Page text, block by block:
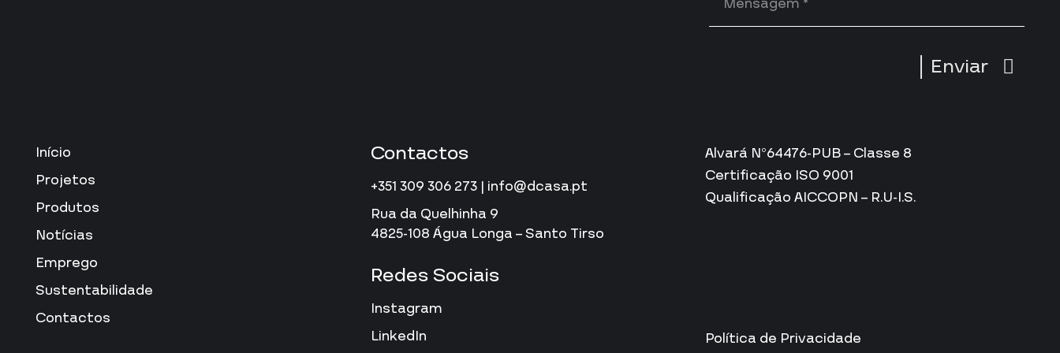
Enviar
Início
Projetos
Produtos
Notícias
Emprego
Sustentabilidade
Contactos
Contactos
+351 309 306 273 | info@dcasa.pt
Rua da Quelhinha 9
4825-108 Água Longa – Santo Tirso
Redes Sociais
Instagram
LinkedIn
Alvará Nº64476-PUB – Classe 8
Certificação ISO 9001
Qualificação AICCOPN – R.U-I.S.
Política de Privacidade